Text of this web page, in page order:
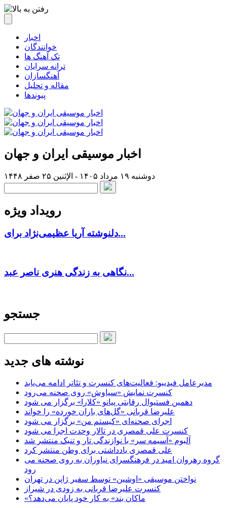
اخبار
خوانندگان
تک آهنگ ها
ترانه سرایان
آهنگسازان
مقاله و تحلیل
پیوندها
اخبار موسیقی ایران و جهان
دوشنبه ۱۹ مرداد ۱۴۰۵ - الإثنين ۲۵ صفر ۱۴۴۸
رویداد ویژه
دلنوشته آریا عظیمی‌نژاد برای...
نگاهی به زندگی هنری ناصر عبد...
جستجو
نوشته های جدید
مدیرعامل فیدیبو: فعالیت‌های کنسرت و تئاتر ادامه می‌یابد
کنسرت‌ نمایش «سیاوش» روی صحنه می‌رود
دهمین فستیوال رقابتی پیانو «کلارا» برگزار می شود
علیرضا قربانی «گل‌های باران خورده» را خواند
اجرای صحنه‌ای «کیستم من» برگزار می شود
کنسرت علی قمصری در تالار وحدت اجرا می شود
آلبوم «آسیمه سر» با نوازندگی تار و تنبک منتشر شد
علی قمصری یادداشتی برای وطن منتشر کرد
گروه رهروان امید در فرهنگسرای نیاوران به روی صحنه می
رود
نواختن موسیقی «اوشین» توسط سفیر ژاپن در تهران
کنسرت علیرضا قربانی به زودی در شیراز
«ماکان بند» به کار خود پایان می‌دهد؟